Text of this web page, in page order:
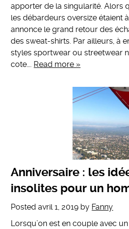
apporter de la singularité. Alors
les débardeurs oversize étaient
annonce le grand retour des
des sweat-shirts. Par ailleurs, à
styles sportwear ou streetwear
cote…. Read more »
Anniversaire : les
insolites pour un
Postedavril 1, 2019 by Fanny
Lorsqu’on est en couple avec